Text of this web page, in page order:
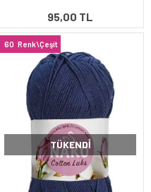
95,00 TL
60 Renk\Çeşit
TÜKENDI